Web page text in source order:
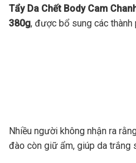
Tẩy Da Chết Body Cam
380g, được bổ sung các thành
Nhiều người không nhận ra
đào còn giữ ẩm, giúp da trắng